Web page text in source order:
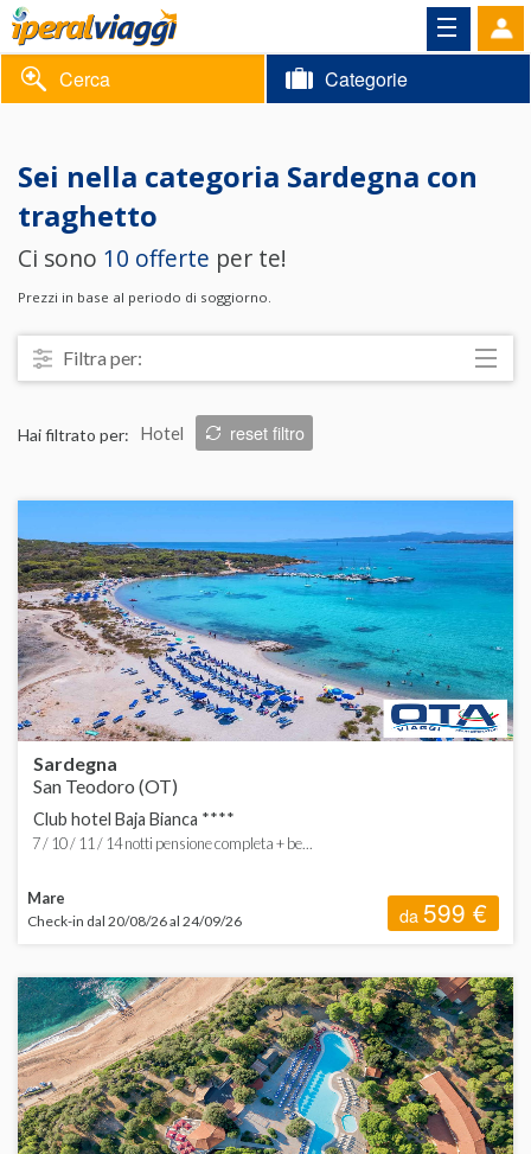
Volantino
Area
riservata
Informazioni
Contatti
Cerca Categorie
Sei nella categoria Sardegna con
traghetto
Ci sono 10 offerte per te!
Prezzi in base al periodo di soggiorno.
Filtra per:
Prezzo
Trattamento
Struttura
ORDINA
Hai filtrato per: Hotel reset filtro
Sardegna
San Teodoro (OT)
Club hotel Baja Bianca ****
7 / 10 / 11 / 14 notti pensione completa + be...
Mare
Check-in dal 20/08/26 al 24/09/26 da599 €